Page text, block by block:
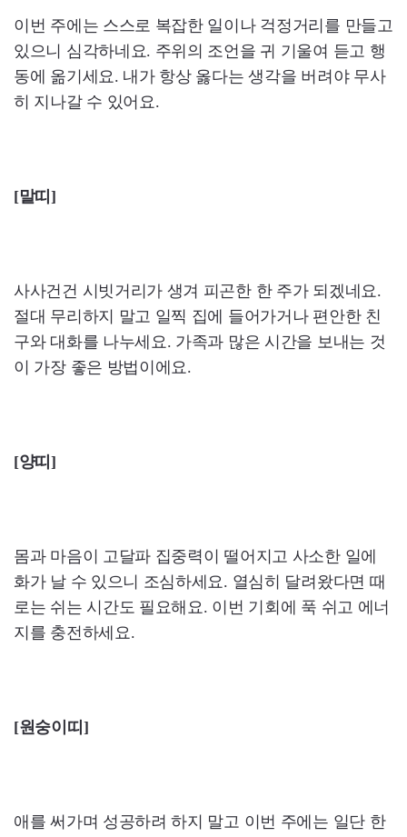
이번 주에는 스스로 복잡한 일이나 걱정거리를 만들고
있으니 심각하네요. 주위의 조언을 귀 기울여 듣고 행
동에 옮기세요. 내가 항상 옳다는 생각을 버려야 무사
히 지나갈 수 있어요.
[말띠]
사사건건 시빗거리가 생겨 피곤한 한 주가 되겠네요.
절대 무리하지 말고 일찍 집에 들어가거나 편안한 친
구와 대화를 나누세요. 가족과 많은 시간을 보내는 것
이 가장 좋은 방법이에요.
[양띠]
몸과 마음이 고달파 집중력이 떨어지고 사소한 일에
화가 날 수 있으니 조심하세요. 열심히 달려왔다면 때
로는 쉬는 시간도 필요해요. 이번 기회에 푹 쉬고 에너
지를 충전하세요.
[원숭이띠]
애를 써가며 성공하려 하지 말고 이번 주에는 일단 한